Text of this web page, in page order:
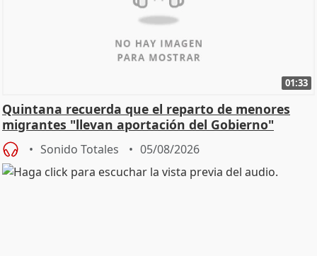
01:33
Quintana recuerda que el reparto de menores
migrantes "llevan aportación del Gobierno"
central
Sonido Totales 05/08/2026